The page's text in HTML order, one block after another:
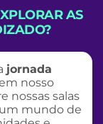
AS
jornada
nosso
nossas salas
mundo de